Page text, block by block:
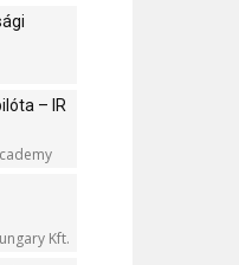
– IR
Kft.